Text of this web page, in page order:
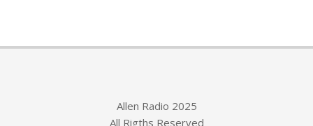
Allen Radio 2025
All Rigths Reserved